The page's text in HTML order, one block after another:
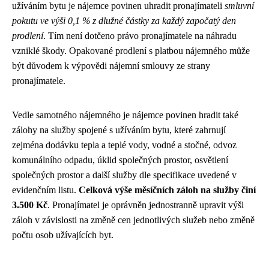
užíváním bytu je nájemce povinen uhradit pronajímateli smluvní
pokutu ve výši 0,1 % z dlužné částky za každý započatý den
prodlení. Tím není dotčeno právo pronajímatele na náhradu
vzniklé škody. Opakované prodlení s platbou nájemného může
být důvodem k výpovědi nájemní smlouvy ze strany
pronajímatele.
Vedle samotného nájemného je nájemce povinen hradit také
zálohy na služby spojené s užíváním bytu, které zahrnují
zejména dodávku tepla a teplé vody, vodné a stočné, odvoz
komunálního odpadu, úklid společných prostor, osvětlení
společných prostor a další služby dle specifikace uvedené v
evidenčním listu. Celková výše měsíčních záloh na služby činí
3.500 Kč. Pronajímatel je oprávněn jednostranně upravit výši
záloh v závislosti na změně cen jednotlivých služeb nebo změně
počtu osob užívajících byt.